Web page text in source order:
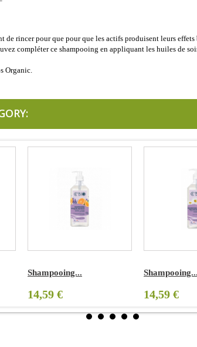
rincer pour que pour que les actifs produisent leurs effets
compléter ce shampooing en appliquant les huiles de
Organic.
Shampooing...
14,59 €
Shampooing...
14,59 €